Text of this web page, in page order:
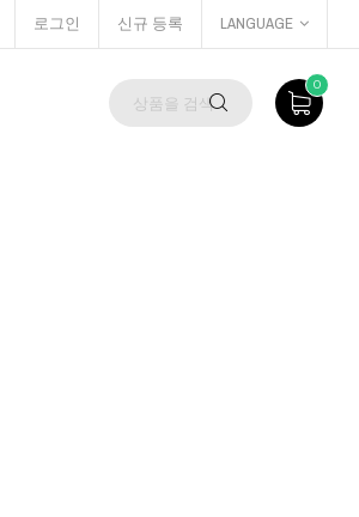
로그인 신규 등록 LANGUAGE
0